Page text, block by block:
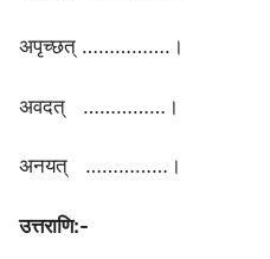
अपृच्छत् …………….।
अवदत् ……………।
अनयत् ……………।
उत्तराणि:-